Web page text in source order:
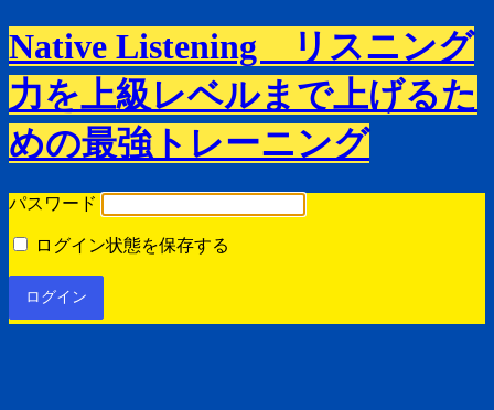
Native Listening リスニング
力を上級レベルまで上げるた
めの最強トレーニング
パスワード
ログイン状態を保存する